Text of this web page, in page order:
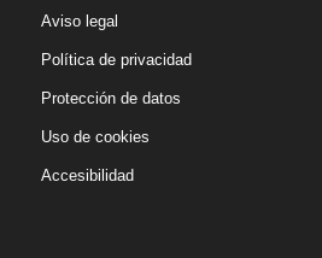
Aviso legal
Política de privacidad
Protección de datos
Uso de cookies
Accesibilidad